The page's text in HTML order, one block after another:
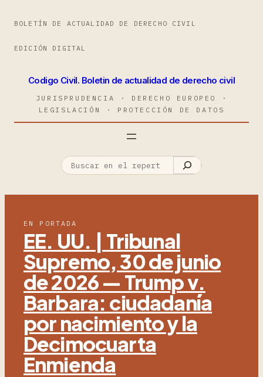
BOLETÍN DE ACTUALIDAD DE DERECHO CIVIL
EDICIÓN DIGITAL
Codigo Civil. Boletin de actualidad de derecho civil
JURISPRUDENCIA · DERECHO EUROPEO ·
LEGISLACIÓN · PROTECCIÓN DE DATOS
EN PORTADA
EE. UU. | Tribunal
Supremo, 30 de junio
de 2026 — Trump v.
Barbara: ciudadanía
por nacimiento y la
Decimocuarta
Enmienda